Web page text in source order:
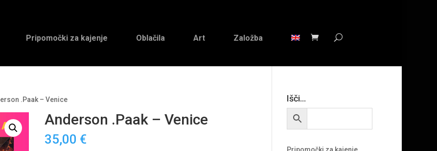
Pripomočki za kajenje Oblačila Art Založba
.Paak – Venice
Anderson .Paak – Venice
35,00 €
Išči…